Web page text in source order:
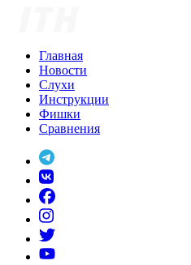
Главная
Новости
Слухи
Инструкции
Фишки
Сравнения